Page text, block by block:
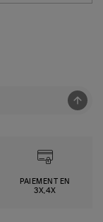
PAIEMENT EN
3X,4X